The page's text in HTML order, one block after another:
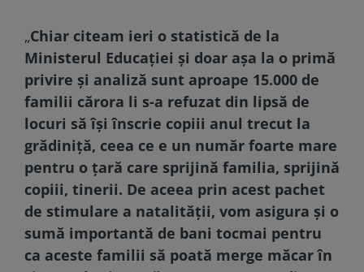
„Chiar citeam ieri o statistică de la
Ministerul Educaţiei şi doar aşa la o primă
privire şi analiză sunt aproape 15.000 de
familii cărora li s-a refuzat din lipsă de
locuri să îşi înscrie copiii anul trecut la
grădiniţă, ceea ce e un număr foarte mare
pentru o ţară care sprijină familia, sprijină
copiii, tinerii. De aceea prin acest pachet
de stimulare a natalităţii, vom asigura şi o
sumă importantă de bani tocmai pentru
ca aceste familii să poată merge măcar în